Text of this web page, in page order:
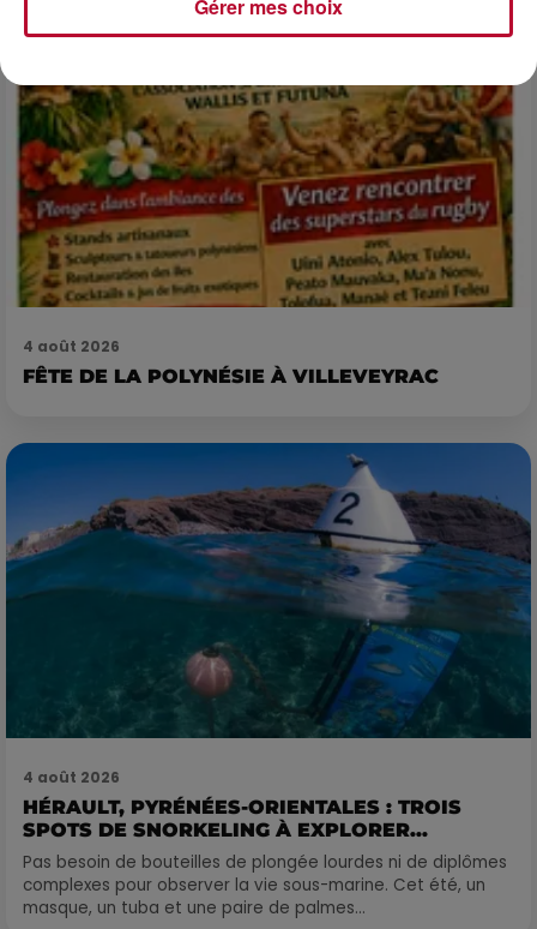
4 août 2026
FÊTE DE LA POLYNÉSIE À VILLEVEYRAC
4 août 2026
HÉRAULT, PYRÉNÉES-ORIENTALES : TROIS
SPOTS DE SNORKELING À EXPLORER...
Pas besoin de bouteilles de plongée lourdes ni de diplômes
complexes pour observer la vie sous-marine. Cet été, un
masque, un tuba et une paire de palmes...
Gérer mes choix